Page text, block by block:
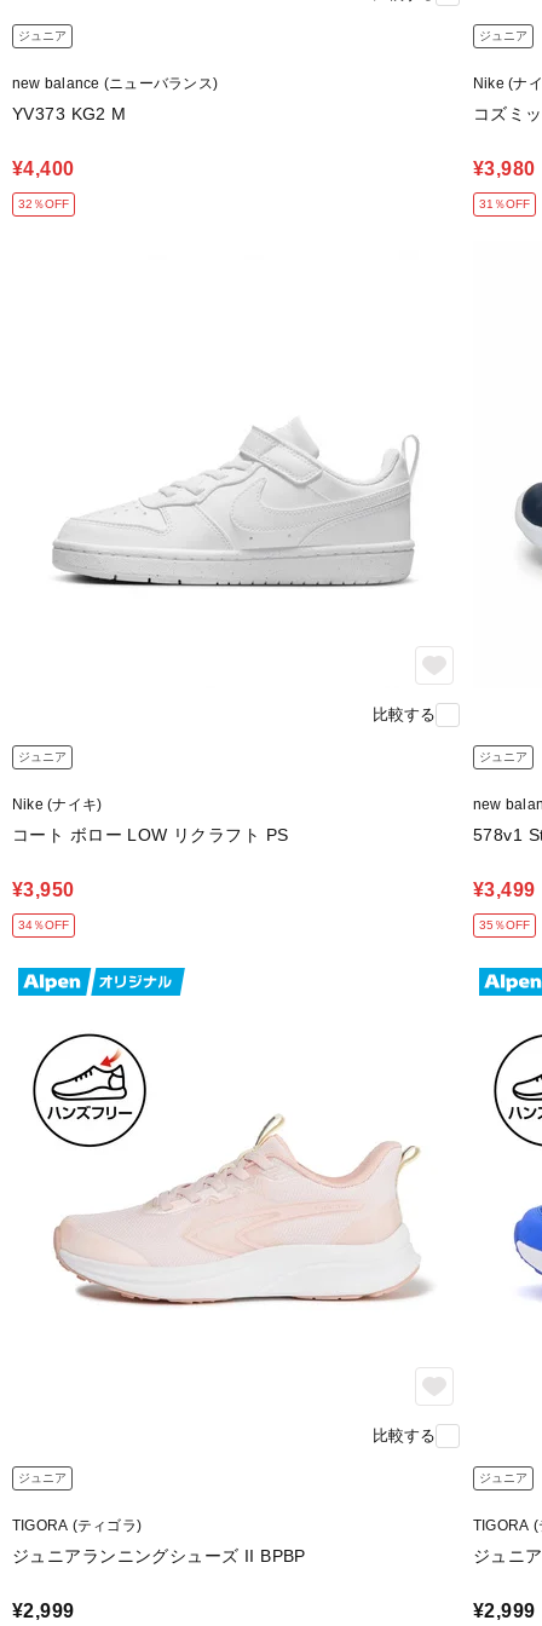
ジュニア
new balance (ニューバランス)
YV373 KG2 M
¥4,400
32％OFF
ジュニア
Nike (ナ
コズミ
¥3,980
31％OFF
比較する
ジュニア
Nike (ナイキ)
コート ボロー LOW リクラフト PS
¥3,950
34％OFF
ジュニア
new
578v1
¥3,499
35％OFF
比較する
ジュニア
TIGORA (ティゴラ)
ジュニアランニングシューズ II BPBP
¥2,999
ジュニア
TIGORA
ジュニ
¥2,999